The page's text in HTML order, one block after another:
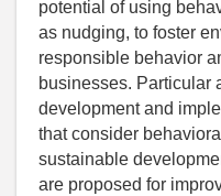
potential of using
as nudging, to foster
responsible behavior
businesses. Particular
development and
that consider
sustainable
are proposed for